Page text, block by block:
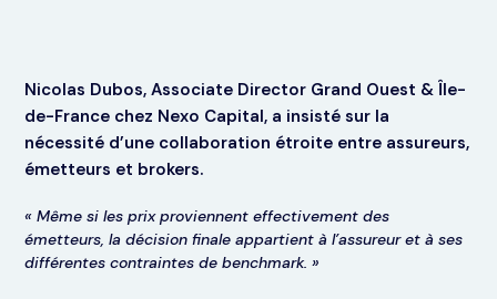
Nicolas Dubos, Associate Director Grand Ouest & Île-
de-France chez Nexo Capital, a insisté sur la
nécessité d’une collaboration étroite entre assureurs,
émetteurs et brokers.
« Même si les prix proviennent effectivement des
émetteurs, la décision finale appartient à l’assureur et à ses
différentes contraintes de benchmark. »